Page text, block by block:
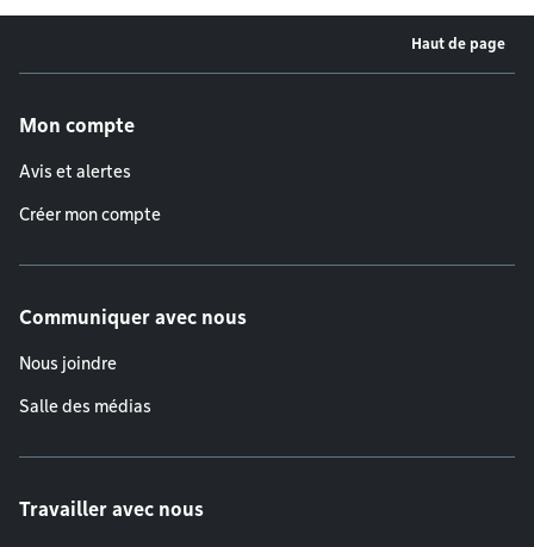
Haut de page
Mon compte
Avis et alertes
Créer mon compte
Communiquer avec nous
Nous joindre
Salle des médias
Travailler avec nous